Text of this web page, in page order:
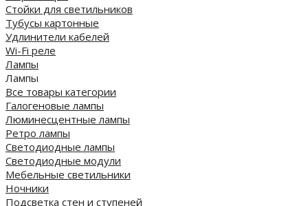
Стойки для светильников
Тубусы картонные
Удлинители кабелей
Wi-Fi реле
Лампы
Лампы
Все товары категории
Галогеновые лампы
Люминесцентные лампы
Ретро лампы
Светодиодные лампы
Светодиодные модули
Мебельные светильники
Ночники
Подсветка стен и ступеней